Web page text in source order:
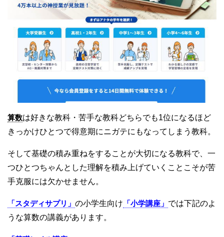
算数は好きな教科・苦手な教科どちらでも1位になるほど
きっかけひとつで得意期にニガテにもなってしまう教科。
そして基礎の積み重ねをすることが大切になる教科で、一
つひとつちゃんとした理解を積み上げていくことこそが苦
手克服には欠かせません。
「スタディサプリ」 の小学生向け 「小学講座」 では下記のよ
うな算数の講義があります。